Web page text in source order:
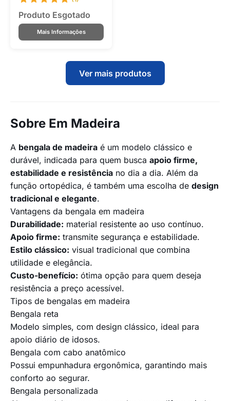
Produto Esgotado
Mais Informações
Ver mais produtos
Sobre Em Madeira
A bengala de madeira é um modelo clássico e
durável, indicada para quem busca apoio firme,
estabilidade e resistência no dia a dia. Além da
função ortopédica, é também uma escolha de design
tradicional e elegante.
Vantagens da bengala em madeira
Durabilidade: material resistente ao uso contínuo.
Apoio firme: transmite segurança e estabilidade.
Estilo clássico: visual tradicional que combina
utilidade e elegância.
Custo-benefício: ótima opção para quem deseja
resistência a preço acessível.
Tipos de bengalas em madeira
Bengala reta
Modelo simples, com design clássico, ideal para
apoio diário de idosos.
Bengala com cabo anatômico
Possui empunhadura ergonômica, garantindo mais
conforto ao segurar.
Bengala personalizada